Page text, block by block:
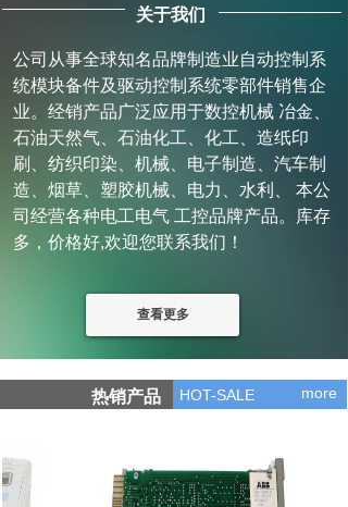
关于我们
公司从事全球知名品牌制造业自动控制系
统模块备件及驱动控制系统零部件销售企
业。经销产品广泛应用于数控机械 冶金、
石油天然气、石油化工、化工、造纸印
刷、纺织印染、机械、电子制造、汽车制
造、烟草、塑胶机械、电力、水利、 本公
司经营各种电工电气 工控品牌产品。库存
多，价格好,欢迎您联系我们！
查看更多
more
热销产品 HOT-SALE